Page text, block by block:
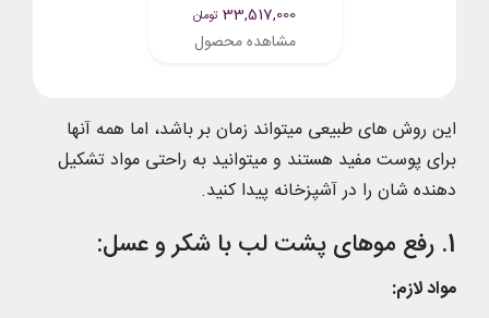
33,517,000 تومان
مشاهده محصول
این روش های طبیعی میتواند زمان بر باشد، اما همه آنها
برای پوست مفید هستند و میتوانید به راحتی مواد تشکیل
دهنده شان را در آشپزخانه پیدا کنید.
1. رفع موهای پشت لب با شکر و عسل:
مواد لازم: